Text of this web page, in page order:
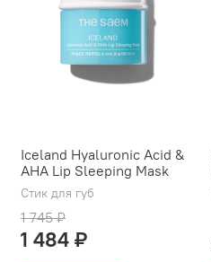
Iceland Hyaluronic Acid &
AHA Lip Sleeping Mask
Стик для губ
1 745 ₽
1 484 ₽